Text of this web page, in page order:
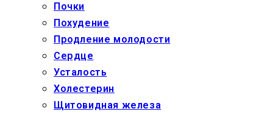
Почки
Похудение
Продление молодости
Сердце
Усталость
Холестерин
Щитовидная железа